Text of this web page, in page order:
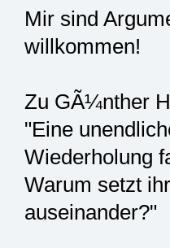
Mir sind
willkommen!
Zu GÃ¼nther
"Eine
Wiederholung
Warum setzt
auseinander?"